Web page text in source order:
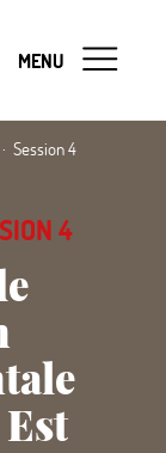
MENU
Session 4
4